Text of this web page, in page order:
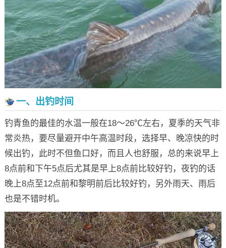
一、出钓时间
钓青鱼的最佳的水温一般在18～26℃左右，夏季的天气非
常炎热，要尽量避开中午高温时段，选择早、晚凉快的时
候出钓，此时不但鱼口好，而且人也舒服，总的来说早上
8点前和下午5点后尤其是早上8点前比较好钓，夜钓的话
晚上8点至12点前和黎明前后比较好钓，另外雨天、雨后
也是不错时机。